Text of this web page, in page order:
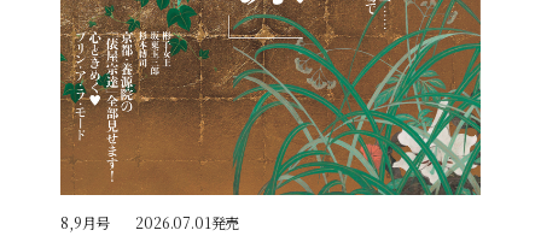
8,9月号 2026.07.01発売